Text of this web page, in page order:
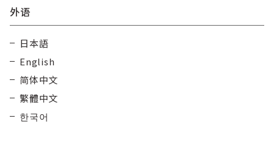
外语
日本語
English
简体中文
繁體中文
한국어